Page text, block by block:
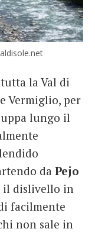
la Val di
Vermiglio, per
lungo il
da Pejo
il dislivello in
facilmente
non sale in